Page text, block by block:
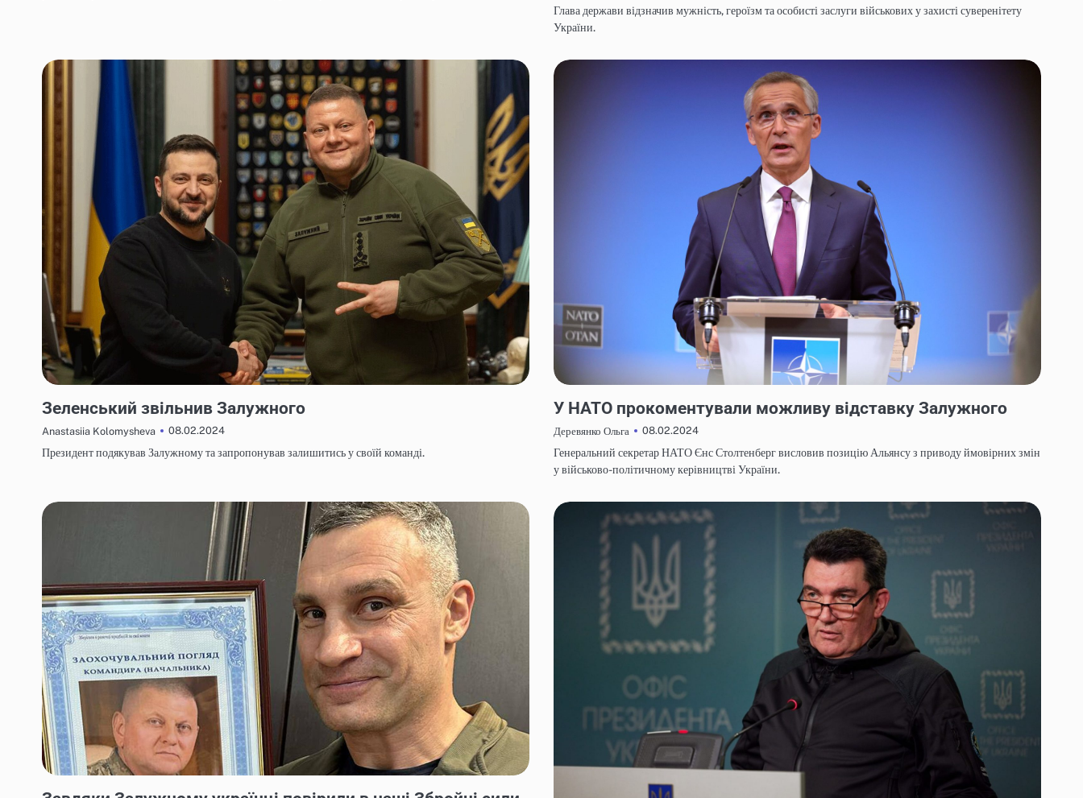
Глава держави відзначив мужність, героїзм та особисті заслуги військових у захисті суверенітету
України.
Зеленський звільнив Залужного
Anastasiia Kolomysheva 08.02.2024
Президент подякував Залужному та запропонував залишитись у своїй команді.
У НАТО прокоментували можливу відставку Залужного
Деревянко Ольга 08.02.2024
Генеральний секретар НАТО Єнс Столтенберг висловив позицію Альянсу з приводу ймовірних змін
у військово-політичному керівництві України.